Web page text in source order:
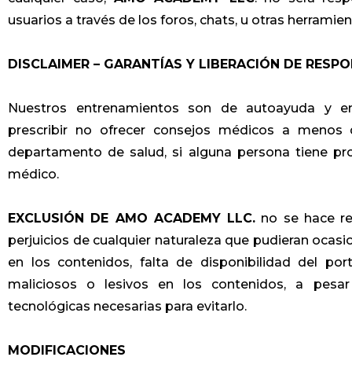
usuarios a través de los foros, chats, u otras
DISCLAIMER – GARANTÍAS Y LIBERACIÓN DE
Nuestros entrenamientos son de autoayuda y
prescribir no ofrecer consejos médicos a
departamento de salud, si alguna persona tiene
médico.
EXCLUSIÓN DE AMO ACADEMY LLC. no se hace
perjuicios de cualquier naturaleza que pudieran
en los contenidos, falta de disponibilidad del
maliciosos o lesivos en los contenidos, a
tecnológicas necesarias para evitarlo.
MODIFICACIONES